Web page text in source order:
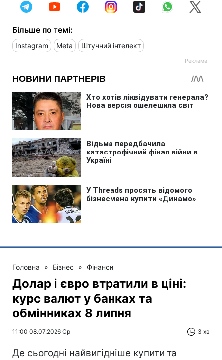
Більше по темі:
Instagram Meta Штучний інтелект
Головна » Бізнес » Фінанси
Долар і євро втратили в ціні:
курс валют у банках та
обмінниках 8 липня
11:00 08.07.2026 Ср 3 хв
Де сьогодні найвигідніше купити та